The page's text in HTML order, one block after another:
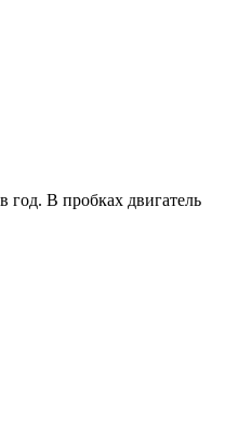
год. В пробках двигатель